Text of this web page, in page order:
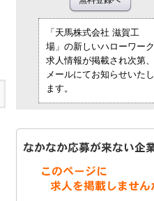
「天馬株式会社 滋賀工
場」の新しいハローワーク
求人情報が掲載され次第、
メールにてお知らせいたし
ます。